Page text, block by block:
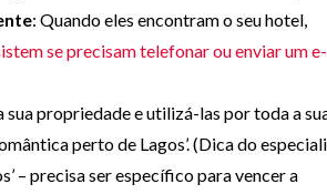
: Quando eles encontram o seu hotel,
se precisam telefonar ou enviar um e-
propriedade e utilizá-las por toda a
perto de Lagos’. (Dica do
– precisa ser específico para vencer a